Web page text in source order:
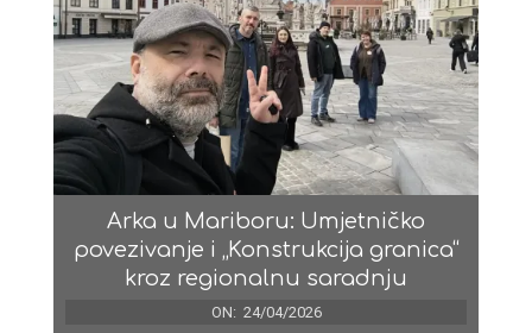
Arka u Mariboru: Umjetničko
povezivanje i „Konstrukcija granica“
kroz regionalnu saradnju
ON: 24/04/2026